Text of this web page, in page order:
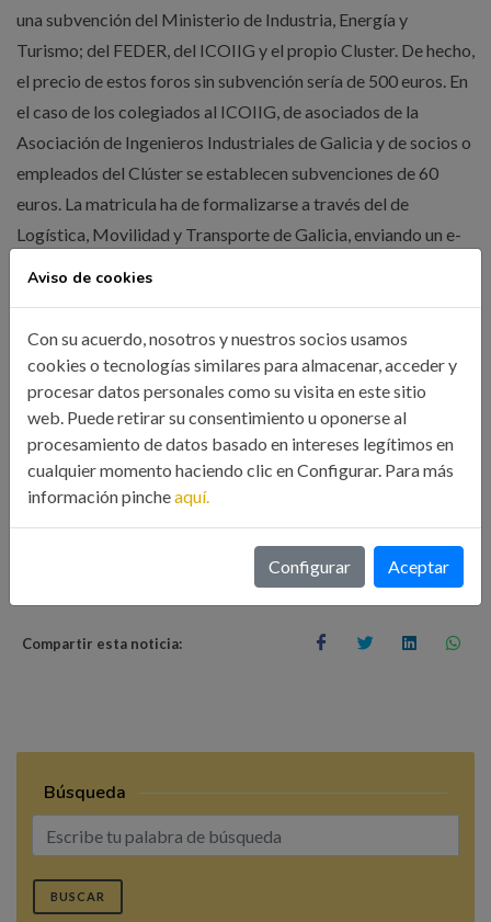
una subvención del Ministerio de Industria, Energía y
Turismo; del FEDER, del ICOIIG y el propio Cluster. De hecho,
el precio de estos foros sin subvención sería de 500 euros. En
el caso de los colegiados al ICOIIG, de asociados de la
Asociación de Ingenieros Industriales de Galicia y de socios o
empleados del Clúster se establecen subvenciones de 60
euros. La matricula ha de formalizarse a través del de
Logística, Movilidad y Transporte de Galicia, enviando un e-
El Foro será dirigido por el ingeniero industrial Antonio
Lourés Carballal, que comenzará con nociones básicas sobre
los contratos en general para después centrarse en el
contrato mercantil de transporte terrestre de mercancías.
Los alumnos podrán conocer las condiciones generales de la
contratación del transporte, la gestión comercial y financiera
de la empresa, las sociedades existentes, el IVA que se aplica
Compartir esta noticia:
Búsqueda
BUSCAR
Aviso de cookies
Con su acuerdo, nosotros y nuestros socios usamos
cookies o tecnologías similares para almacenar, acceder y
procesar datos personales como su visita en este sitio
web. Puede retirar su consentimiento u oponerse al
procesamiento de datos basado en intereses legítimos en
cualquier momento haciendo clic en Configurar. Para más
información pincheaquí.
Configurar Aceptar